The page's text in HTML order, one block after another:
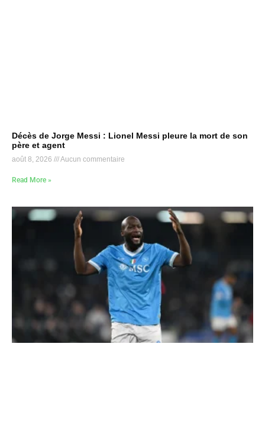
Décès de Jorge Messi : Lionel Messi pleure la mort de son
père et agent
août 8, 2026 Aucun commentaire
Read More »